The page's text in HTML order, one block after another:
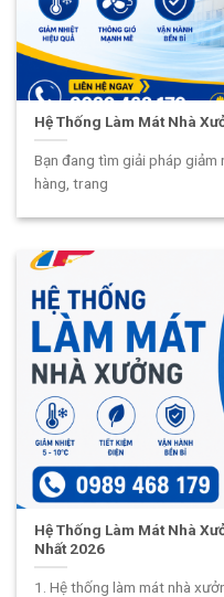
Hệ Thống Làm Mát Nhà
Bạn đang tìm giải pháp giảm
hàng, trang
Hệ Thống Làm Mát Nhà
Nhất 2026
1. Hệ thống làm mát nhà